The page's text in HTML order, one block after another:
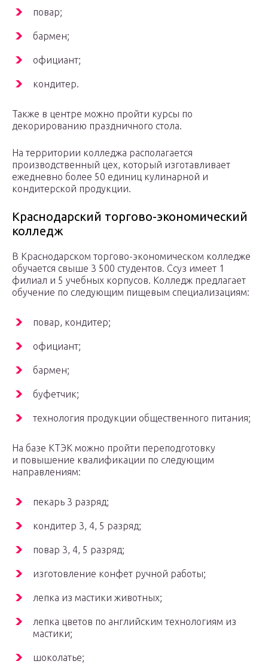
повар;
бармен;
официант;
кондитер.
Также в центре можно пройти курсы по
декорированию праздничного стола.
На территории колледжа располагается
производственный цех, который изготавливает
ежедневно более 50 единиц кулинарной и
кондитерской продукции.
Краснодарский торгово-экономический
колледж
В Краснодарском торгово-экономическом колледже
обучается свыше 3 500 студентов. Ссуз имеет 1
филиал и 5 учебных корпусов. Колледж предлагает
обучение по следующим пищевым специализациям:
повар, кондитер;
официант;
бармен;
буфетчик;
технология продукции общественного питания;
На базе КТЭК можно пройти переподготовку
и повышение квалификации по следующим
направлениям:
пекарь 3 разряд;
кондитер 3, 4, 5 разряд;
повар 3, 4, 5 разряд;
изготовление конфет ручной работы;
лепка из мастики животных;
лепка цветов по английским технологиям из
мастики;
шоколатье;